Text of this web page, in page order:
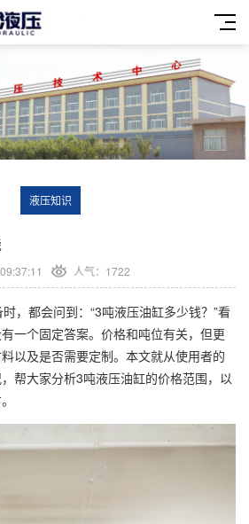
液压知识
人气：1722
，都会问到：“3吨液压油缸多少钱？”看
一个固定答案。价格和吨位有关，但更
以及是否需要定制。本文就从使用者的
帮大家分析3吨液压油缸的价格范围，以